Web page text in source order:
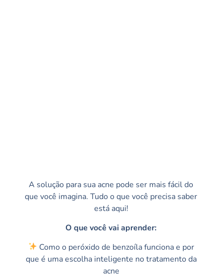
A solução para sua acne pode ser mais fácil do
que você imagina. Tudo o que você precisa saber
está aqui!
O que você vai aprender:
Como o peróxido de benzoíla funciona e por
que é uma escolha inteligente no tratamento da
acne